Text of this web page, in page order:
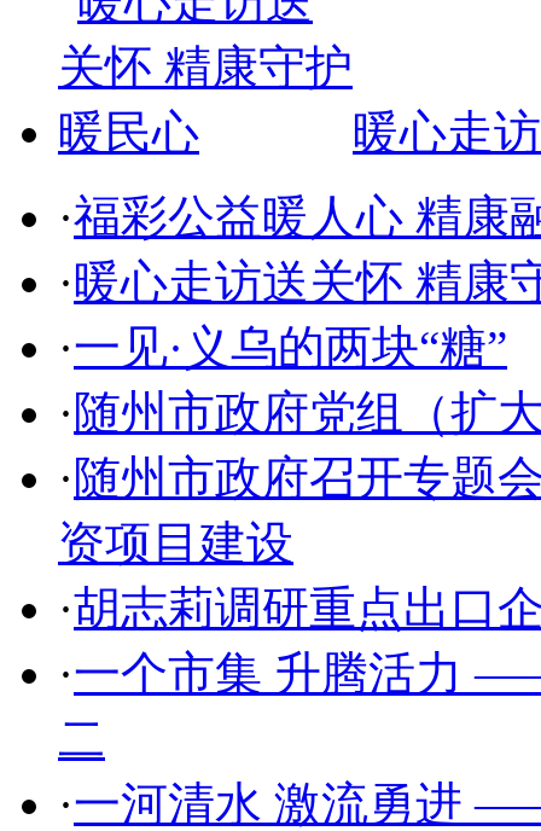
暖心走
·福彩公益暖人心 精康
·暖心走访送关怀 精康
·一见·义乌的两块“糖”
·随州市政府党组（扩
·随州市政府召开专题
资项目建设
·胡志莉调研重点出口
·一个市集 升腾活力
二
·一河清水 激流勇进